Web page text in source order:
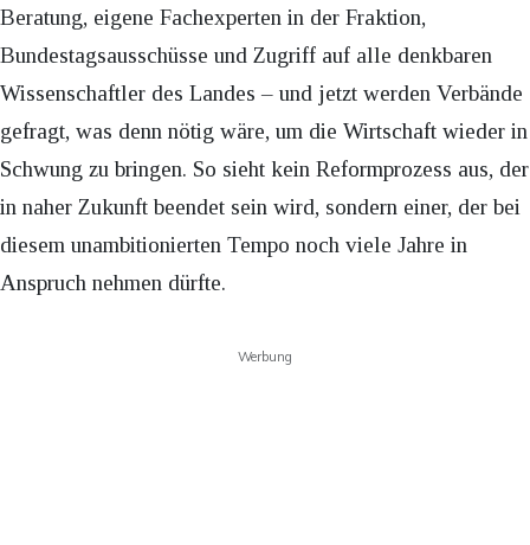
Beratung, eigene Fachexperten in der Fraktion,
Bundestagsausschüsse und Zugriff auf alle denkbaren
Wissenschaftler des Landes – und jetzt werden Verbände
gefragt, was denn nötig wäre, um die Wirtschaft wieder in
Schwung zu bringen. So sieht kein Reformprozess aus, der
in naher Zukunft beendet sein wird, sondern einer, der bei
diesem unambitionierten Tempo noch viele Jahre in
Anspruch nehmen dürfte.
Werbung